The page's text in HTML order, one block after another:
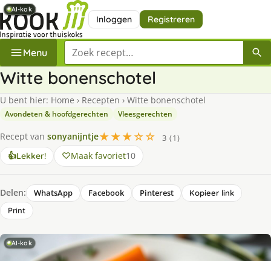
Inloggen Registreren
Menu Zoek een recept
Witte bonenschotel
U bent hier: Home › Recepten › Witte bonenschotel
Avondeten & hoofdgerechten Vleesgerechten
Recept van sonyanijntje★★★☆☆
3 (1)
👍Lekker! Maak favoriet10
Delen: WhatsApp Facebook Pinterest
Kopieer link
Print
AI-kok
AI-kok
AI-kok
AI-kok
AI-kok
AI-kok
AI-kok